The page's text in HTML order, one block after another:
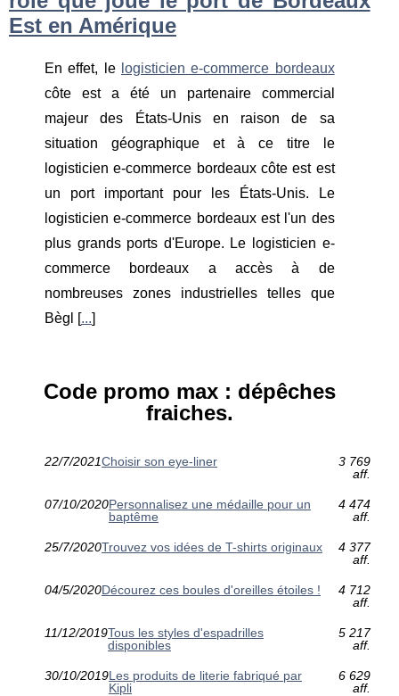
Est en Amérique
En effet, le logisticien e-commerce bordeaux
côte est a été un partenaire commercial
majeur des États-Unis en raison de sa
situation géographique et à ce titre le
logisticien e-commerce bordeaux côte est est
un port important pour les États-Unis. Le
logisticien e-commerce bordeaux est l'un des
plus grands ports d'Europe. Le logisticien e-
commerce bordeaux a accès à de
nombreuses zones industrielles telles que
Bègl [...]
Code promo max : dépêches
fraiches.
22/7/2021Choisir son eye-liner
3 769
aff.
07/10/2020Personnalisez une médaille pour un
baptême
4 474
aff.
25/7/2020Trouvez vos idées de T-shirts originaux
4 377
aff.
04/5/2020Décourez ces boules d'oreilles étoiles !
4 712
aff.
11/12/2019Tous les styles d'espadrilles
disponibles
5 217
aff.
30/10/2019Les produits de literie fabriqué par
Kipli
6 629
aff.